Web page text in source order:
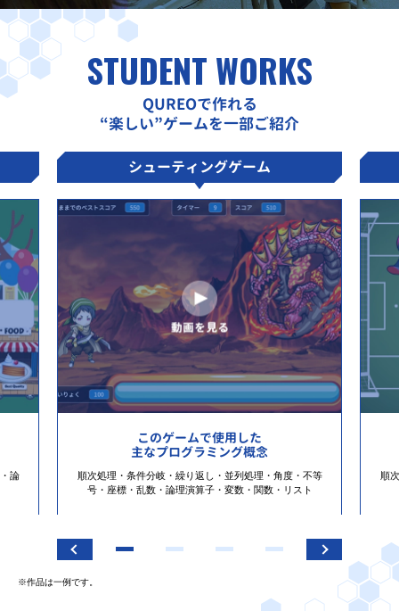
STUDENT WORKS
QUREOで作れる
“楽しい”ゲームを一部ご紹介
論
シューティングゲーム
このゲームで使用した
主なプログラミング概念
順次処理・条件分岐・繰り返し・並列処理・角度・不等
号・座標・乱数・論理演算子・変数・関数・リスト
順
※作品は一例です。